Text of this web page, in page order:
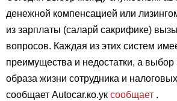
денежной компенсацией или
из зарплаты (саларй сакрифике)
вопросов. Каждая из этих систем
преимущества и недостатки, а выбор
образа жизни сотрудника и
сообщает Autocar.ко.ук сообщает .